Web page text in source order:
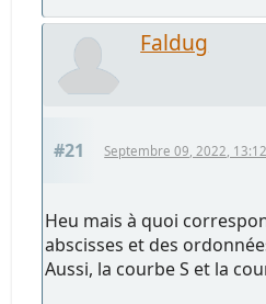
Faldug
#21 Septembre 09, 2022,
Heu mais à quoi
abscisses et des
Aussi, la courbe S et la